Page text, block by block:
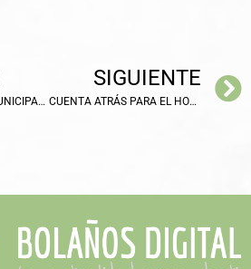
LA CORPORACIÓN MUNICIPAL ACOMPAÑA A LA HERMANDAD DE SAN JOSÉ EN SU DÍA GRANDE
SIGUIENTE
CUENTA ATRÁS PARA EL HORARIO DE VERANO